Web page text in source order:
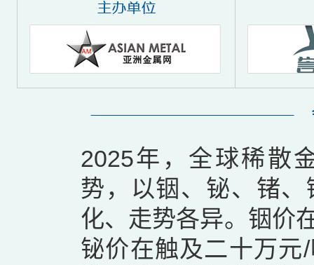
2025年，全球稀散
势，以铟、铋、锗
化、走势各异。铟价
铋价在触及二十万元